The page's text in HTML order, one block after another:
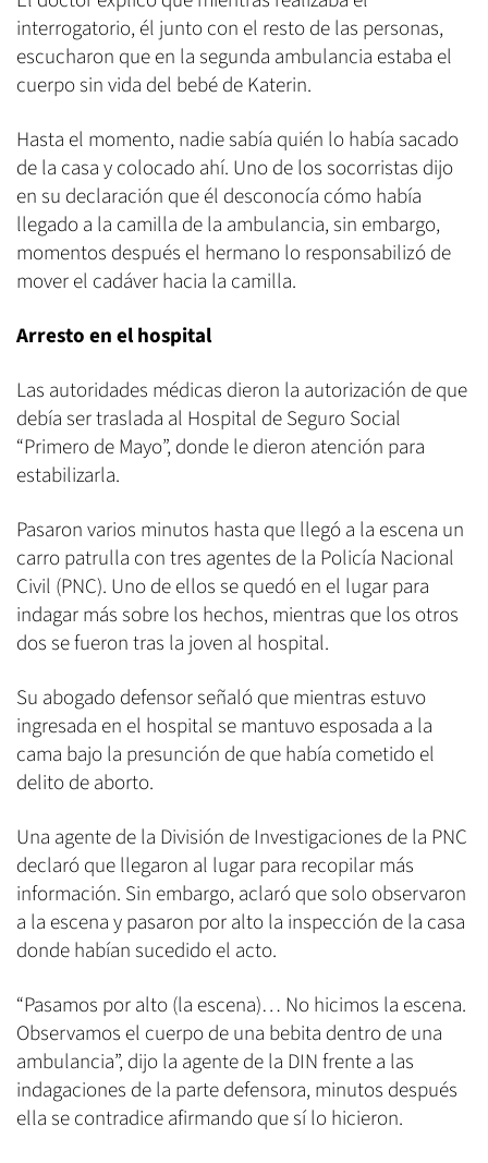
interrogatorio, él junto con el resto de las personas,
escucharon que en la segunda ambulancia estaba el
cuerpo sin vida del bebé de Katerin.
Hasta el momento, nadie sabía quién lo había sacado
de la casa y colocado ahí. Uno de los socorristas dijo
en su declaración que él desconocía cómo había
llegado a la camilla de la ambulancia, sin embargo,
momentos después el hermano lo responsabilizó de
mover el cadáver hacia la camilla.
Arresto en el hospital
Las autoridades médicas dieron la autorización de que
debía ser traslada al Hospital de Seguro Social
“Primero de Mayo”, donde le dieron atención para
estabilizarla.
Pasaron varios minutos hasta que llegó a la escena un
carro patrulla con tres agentes de la Policía Nacional
Civil (PNC). Uno de ellos se quedó en el lugar para
indagar más sobre los hechos, mientras que los otros
dos se fueron tras la joven al hospital.
Su abogado defensor señaló que mientras estuvo
ingresada en el hospital se mantuvo esposada a la
cama bajo la presunción de que había cometido el
delito de aborto.
Una agente de la División de Investigaciones de la PNC
declaró que llegaron al lugar para recopilar más
información. Sin embargo, aclaró que solo observaron
a la escena y pasaron por alto la inspección de la casa
donde habían sucedido el acto.
“Pasamos por alto (la escena)… No hicimos la escena.
Observamos el cuerpo de una bebita dentro de una
ambulancia”, dijo la agente de la DIN frente a las
indagaciones de la parte defensora, minutos después
ella se contradice afirmando que sí lo hicieron.